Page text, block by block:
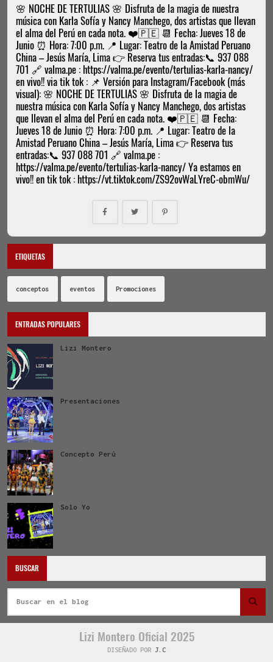
🌸 NOCHE DE TERTULIAS 🌸 Disfruta de la magia de nuestra
música con Karla Sofía y Nancy Manchego, dos artistas que llevan
el alma del Perú en cada nota. ❤️🇵🇪 📆 Fecha: Jueves 18 de
Junio ⏰ Hora: 7:00 p.m. 📍 Lugar: Teatro de la Amistad Peruano
China – Jesús María, Lima 👉 Reserva tus entradas:📞 937 088
701 🔗 valma.pe : https://valma.pe/evento/tertulias-karla-nancy/
en vivo!! via tik tok : 📌 Versión para Instagram/Facebook (más
visual): 🌸 NOCHE DE TERTULIAS 🌸 Disfruta de la magia de
nuestra música con Karla Sofía y Nancy Manchego, dos artistas
que llevan el alma del Perú en cada nota. ❤️🇵🇪 📆 Fecha:
Jueves 18 de Junio ⏰ Hora: 7:00 p.m. 📍 Lugar: Teatro de la
Amistad Peruano China – Jesús María, Lima 👉 Reserva tus
entradas:📞 937 088 701 🔗 valma.pe :
https://valma.pe/evento/tertulias-karla-nancy/ Ya estamos en
vivo!! en tik tok : https://vt.tiktok.com/ZS92ovWaLYreC-obmWu/
ETIQUETAS
conceptos eventos Promociones
ENTRADAS POPULARES
Lizi Montero
Presentaciones
Concepto Perú
Solo Yo
BUSCAR
Lizi Montero Oficial 2025
DISEÑADO POR J.C